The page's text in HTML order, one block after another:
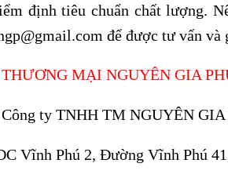
định tiêu chuẩn chất lượng.
để được tư vấn và
MẠI NGUYÊN GIA
ty TNHH TM NGUYÊN GIA
Vĩnh Phú 2, Đường Vĩnh Phú